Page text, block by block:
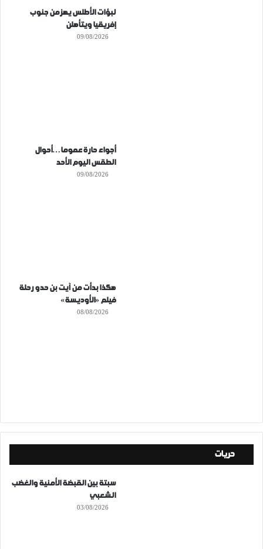
لبؤات الأطلس يهزمن جنوب
إفريقيا ويتأهلن
09/08/2026
أجواء حارة عموما…أحوال
الطقس اليوم الأحد
09/08/2026
هكذا بدأت من آيت بن حدو رحلة
فيلم «الأوديسة»
08/08/2026
حريات
سبتة بين القبضة الأمنية والغضب
الشعبي
03/08/2026